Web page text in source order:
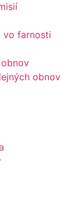
vo farnosti
obnov